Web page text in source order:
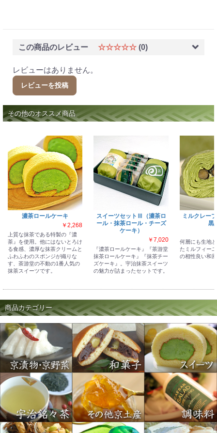
この商品のレビュー ☆☆☆☆☆ (0)
レビューはありません。
レビューを投稿
その他のオススメ商品
濃茶ロールケーキ
￥2,268
上質な抹茶である特製の『濃
茶』を使用。他にはないとろけ
る食感、濃厚な抹茶クリームと
ふわふわのスポンジが織りな
す、茶游堂の不動の1番人気の
抹茶スイーツです。
スイーツセットⅢ（濃茶ロ
ール・抹茶ロール・チーズ
ケーキ）
￥7,020
『濃茶ロールケーキ』『茶游堂
抹茶ロールケーキ』『抹茶チー
ズケーキ』。宇治抹茶スイーツ
の魅力が詰まったセットです。
ミルクレー
黒
何層にも生地
たミルフィー
の相性良い和
商品カテゴリー